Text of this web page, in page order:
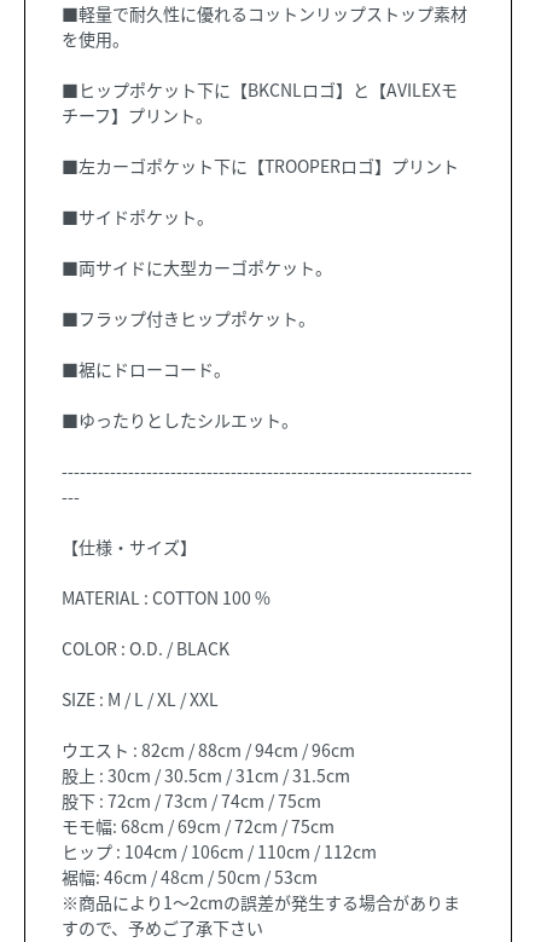
■軽量で耐久性に優れるコットンリップストップ素材
を使用。
■ヒップポケット下に【BKCNLロゴ】と【AVILEXモ
チーフ】プリント。
■左カーゴポケット下に【TROOPERロゴ】プリント
■サイドポケット。
■両サイドに大型カーゴポケット。
■フラップ付きヒップポケット。
■裾にドローコード。
■ゆったりとしたシルエット。
--------------------------------------------------------------------
---
【仕様・サイズ】
MATERIAL : COTTON 100 %
COLOR : O.D. / BLACK
SIZE : M / L / XL / XXL
ウエスト : 82cm / 88cm / 94cm / 96cm
股上 : 30cm / 30.5cm / 31cm / 31.5cm
股下 : 72cm / 73cm / 74cm / 75cm
モモ幅: 68cm / 69cm / 72cm / 75cm
ヒップ : 104cm / 106cm / 110cm / 112cm
裾幅: 46cm / 48cm / 50cm / 53cm
※商品により1～2cmの誤差が発生する場合がありま
すので、予めご了承下さい